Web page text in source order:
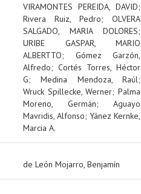
VIRAMONTES PEREIDA, DAVID;
Rivera Ruiz, Pedro; OLVERA
SALGADO, MARIA DOLORES;
URIBE GASPAR, MARIO
ALBERTTO; Gómez Garzón,
Alfredo; Cortés Torres, Héctor
G;Medina Mendoza, Raúl;
Wruck Spillecke, Werner;Palma
Moreno, Germán; Aguayo
Mavridis, Alfonso; Yánez Kernke,
Marcia A.
de León Mojarro, Benjamín